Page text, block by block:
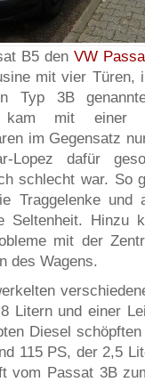
B5 den VW
mit vier Türen,
Typ 3B
kam mit einer
im Gegensatz
Lopez dafür
schlecht war. So
Traggelenke und
Seltenheit. Hinzu
mit der
des Wagens.
Litern und einer
Diesel
115 PS, der 2,5
vom Passat 3B